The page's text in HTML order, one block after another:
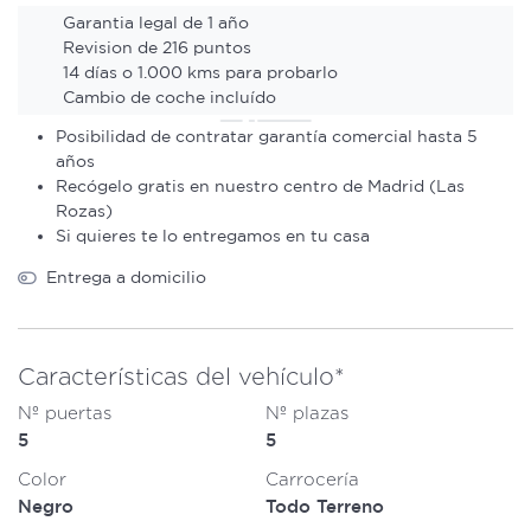
Garantia legal de 1 año
Revision de 216 puntos
14 días o 1.000 kms para probarlo
Cambio de coche incluído
Posibilidad de contratar garantía comercial hasta 5
años
Recógelo gratis en nuestro centro de Madrid (Las
Rozas)
Si quieres te lo entregamos en tu casa
Entrega a domicilio
Características del vehículo*
Nº puertas
5
Nº plazas
5
Color
Negro
Carrocería
Todo Terreno